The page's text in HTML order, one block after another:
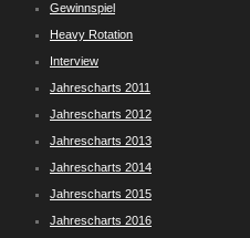
Gewinnspiel
Heavy Rotation
Interview
Jahrescharts 2011
Jahrescharts 2012
Jahrescharts 2013
Jahrescharts 2014
Jahrescharts 2015
Jahrescharts 2016